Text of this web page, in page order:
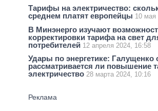
Тарифы на электричество:
среднем платят европейцы 10 мая
В Минэнерго изучают
корректировки тарифа на свет
потребителей 12 апреля 2024, 16:58
Удары по энергетике: Галущенко
рассматривается ли повышение
электричество 28 марта 2024, 10:16